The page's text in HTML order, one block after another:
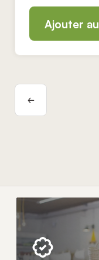
Ajouter
Évènement